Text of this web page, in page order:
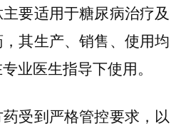
要适用于糖尿病治疗及
其生产、销售、使用均
业医生指导下使用。
受到严格管控要求，以